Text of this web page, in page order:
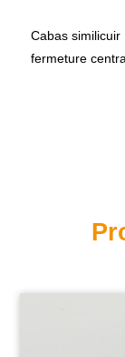
Cabas
fermeture